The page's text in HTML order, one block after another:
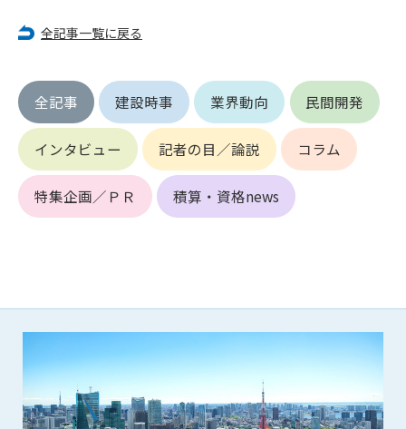
全記事一覧に戻る
全記事 建設時事 業界動向 民間開発
インタビュー 記者の目／論説 コラム
特集企画／ＰＲ 積算・資格news
を負うものとし、管理者は一切責任を負いません。
1. 会員は建設資料館WEB上で以下の行為をしないものとしま
す。
(1) 第三者または管理者の著作権、その他知的所有権を侵害す
る行為
(2) 第三者または管理者の財産、プライバシー等を侵害する行
為
(3) 第三者または管理者を誹謗中傷する行為
(9) その他、法律に反する行為
(10) 建設資料館から知り得た情報及びダウンロードした情報
を、営利を目的として第三者に転売し、または転売のため
に第三者に提供すること